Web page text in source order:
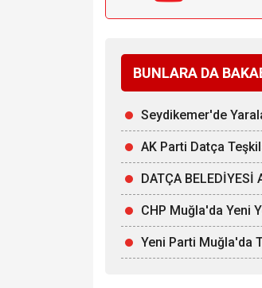
BUNLARA DA
Seydikemer'de
AK Parti Datça
DATÇA BELEDİYESİ
CHP Muğla'da Yeni
Yeni Parti Muğla'da